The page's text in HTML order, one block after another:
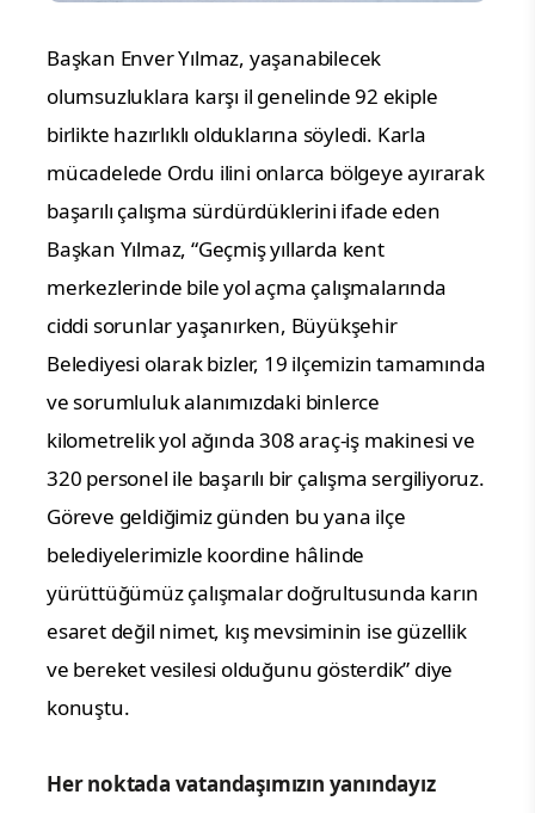
Başkan Enver Yılmaz, yaşanabilecek
olumsuzluklara karşı il genelinde 92 ekiple
birlikte hazırlıklı olduklarına söyledi. Karla
mücadelede Ordu ilini onlarca bölgeye ayırarak
başarılı çalışma sürdürdüklerini ifade eden
Başkan Yılmaz, “Geçmiş yıllarda kent
merkezlerinde bile yol açma çalışmalarında
ciddi sorunlar yaşanırken, Büyükşehir
Belediyesi olarak bizler, 19 ilçemizin tamamında
ve sorumluluk alanımızdaki binlerce
kilometrelik yol ağında 308 araç-iş makinesi ve
320 personel ile başarılı bir çalışma sergiliyoruz.
Göreve geldiğimiz günden bu yana ilçe
belediyelerimizle koordine hâlinde
yürüttüğümüz çalışmalar doğrultusunda karın
esaret değil nimet, kış mevsiminin ise güzellik
ve bereket vesilesi olduğunu gösterdik” diye
konuştu.
Her noktada vatandaşımızın yanındayız